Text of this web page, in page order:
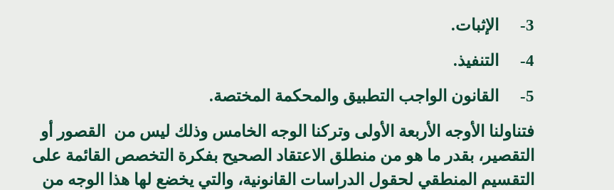
3- الإثبات.
4- التنفيذ.
5- القانون الواجب التطبيق والمحكمة المختصة.
فتناولنا الأوجه الأربعة الأولى وتركنا الوجه الخامس وذلك ليس من القصور أو
التقصير، بقدر ما هو من منطلق الاعتقاد الصحيح بفكرة التخصص القائمة على
التقسيم المنطقي لحقول الدراسات القانونية، والتي يخضع لها هذا الوجه من